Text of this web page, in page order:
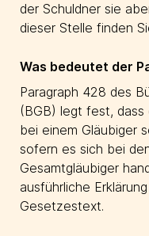
der Schuldner sie
dieser Stelle finden
Was bedeutet der
Paragraph 428 des
(BGB) legt fest, dass
bei einem Gläubiger
sofern es sich bei
Gesamtgläubiger
ausführliche
Gesetzestext.